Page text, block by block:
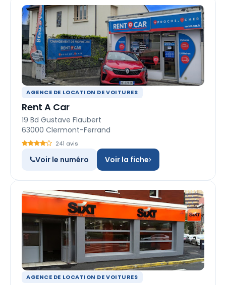
AGENCE DE LOCATION DE VOITURES
Rent A Car
19 Bd Gustave Flaubert
63000 Clermont-Ferrand
241 avis
Voir le numéro Voir la fiche
AGENCE DE LOCATION DE VOITURES